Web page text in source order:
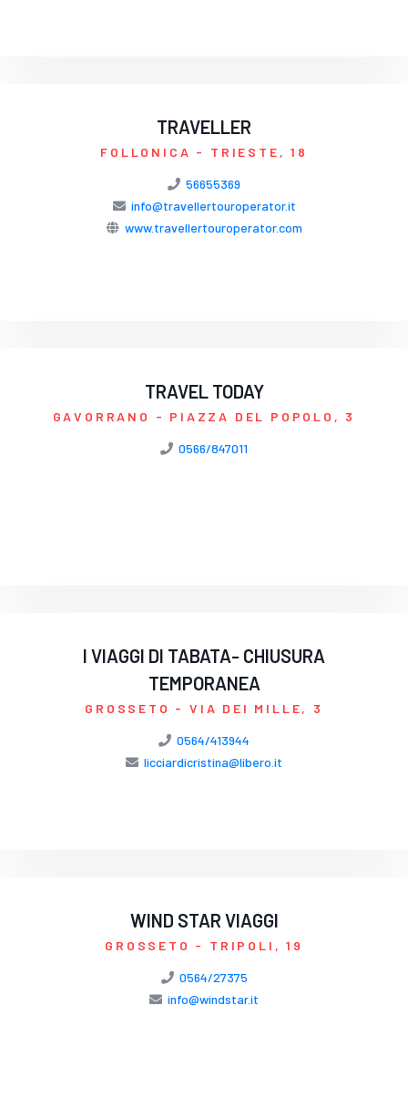
TRAVELLER
FOLLONICA - TRIESTE, 18
56655369
info@travellertouroperator.it
www.travellertouroperator.com
TRAVEL TODAY
GAVORRANO - PIAZZA DEL POPOLO, 3
0566/847011
I VIAGGI DI TABATA- CHIUSURA
TEMPORANEA
GROSSETO - VIA DEI MILLE, 3
0564/413944
licciardicristina@libero.it
WIND STAR VIAGGI
GROSSETO - TRIPOLI, 19
0564/27375
info@windstar.it